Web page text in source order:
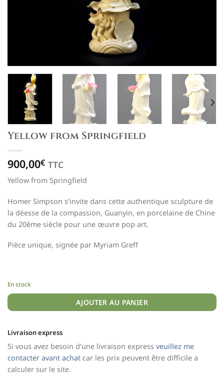
Yellow from Springfield
900,00€ TTC
Yellow from Springfield
Homer Simpson s’invite dans cette authentique sculpture de
la déesse de la compassion, Guanyin, en porcelaine de Chine
du 20ème siècle pour une œuvre pop art.
Pièce unique, signée par Myriam Greff
En stock
AJOUTER AU PANIER
Livraison express
Si vous avez besoin d'une livraison express veuillez me
contacter avant achat car les prix peuvent être difficile a
calculer sur le site.